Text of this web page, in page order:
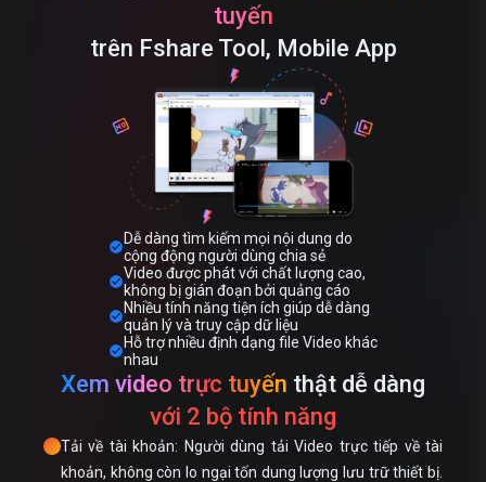
tuyến
trên Fshare Tool, Mobile App
check_circle Dễ dàng tìm kiếm mọi nội dung do
cộng động người dùng chia sẻ
check_circleVideo được phát với chất lượng cao,
không bị gián đoạn bởi quảng cáo
check_circle Nhiều tính năng tiện ích giúp dễ dàng
quản lý và truy cập dữ liệu
check_circle Hỗ trợ nhiều định dạng file Video khác
nhau
Xem video trực tuyến thật dễ dàng
với 2 bộ tính năng
Tải về tài khoản: Người dùng tải Video trực tiếp về tài
khoản, không còn lo ngại tốn dung lượng lưu trữ thiết bị.